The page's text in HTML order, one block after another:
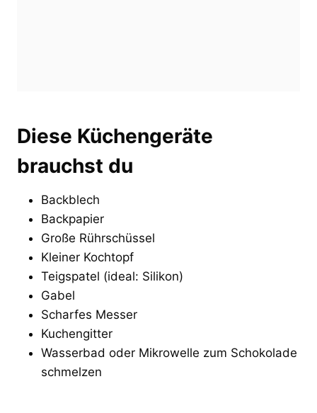
Diese Küchengeräte
brauchst du
Backblech
Backpapier
Große Rührschüssel
Kleiner Kochtopf
Teigspatel (ideal: Silikon)
Gabel
Scharfes Messer
Kuchengitter
Wasserbad oder Mikrowelle zum Schokolade
schmelzen